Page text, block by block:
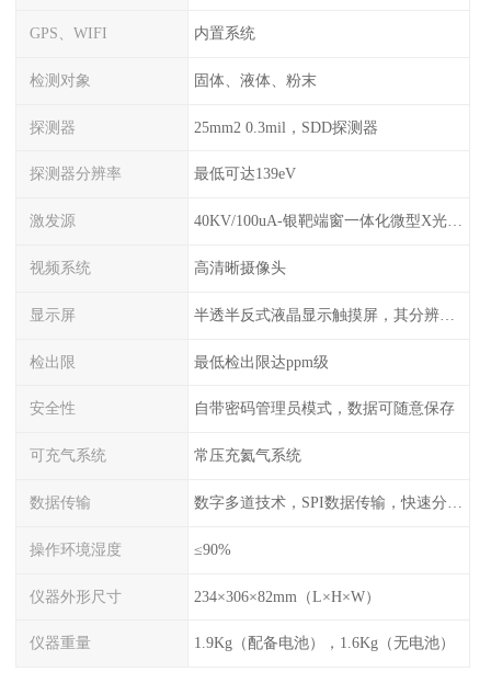
GPS、WIFI 内置系统
检测对象 固体、液体、粉末
探测器 25mm2 0.3mil，SDD探测器
探测器分辨率 最低可达139eV
激发源 40KV/100uA-银靶端窗一体化微型X光管及高压电源
视频系统 高清晰摄像头
显示屏 半透半反式液晶显示触摸屏，其分辨率是640*480
检出限 最低检出限达ppm级
安全性 自带密码管理员模式，数据可随意保存
可充气系统 常压充氦气系统
数据传输
操作环境湿度 ≤90%
仪器外形尺寸 234×306×82mm（L×H×W）
仪器重量 1.9Kg（配备电池），1.6Kg（无电池）